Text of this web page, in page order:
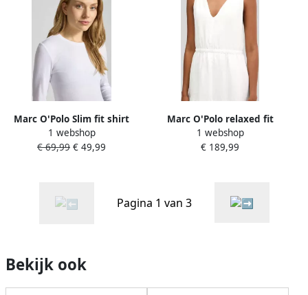
Marc O'Polo Slim fit shirt
met lange mouwen van
lyocellmix
1 webshop
€ 69,99 € 49,99
Marc O'Polo relaxed fit
vrijetijdsjurk van puur
linnen
1 webshop
€ 189,99
Pagina 1 van 3
Bekijk ook